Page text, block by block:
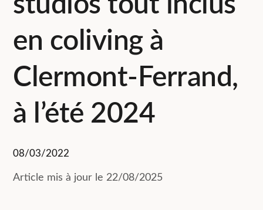
en coliving à
Clermont-Ferrand,
à l’été 2024
08/03/2022
Article mis à jour le 22/08/2025